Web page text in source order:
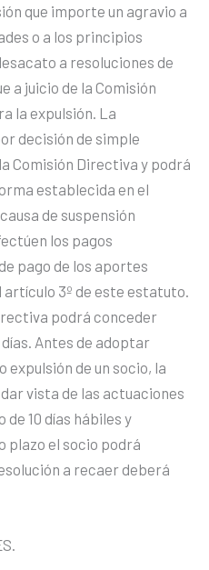
que importe un agravio a
o a los principios
a resoluciones de
a juicio de la Comisión
la expulsión. La
decisión de simple
Comisión Directiva y podrá
establecida en el
de suspensión
los pagos
pago de los aportes
artículo 3º de este estatuto.
podrá conceder
Antes de adoptar
expulsión de un socio, la
vista de las actuaciones
10 días hábiles y
plazo el socio podrá
a recaer deberá